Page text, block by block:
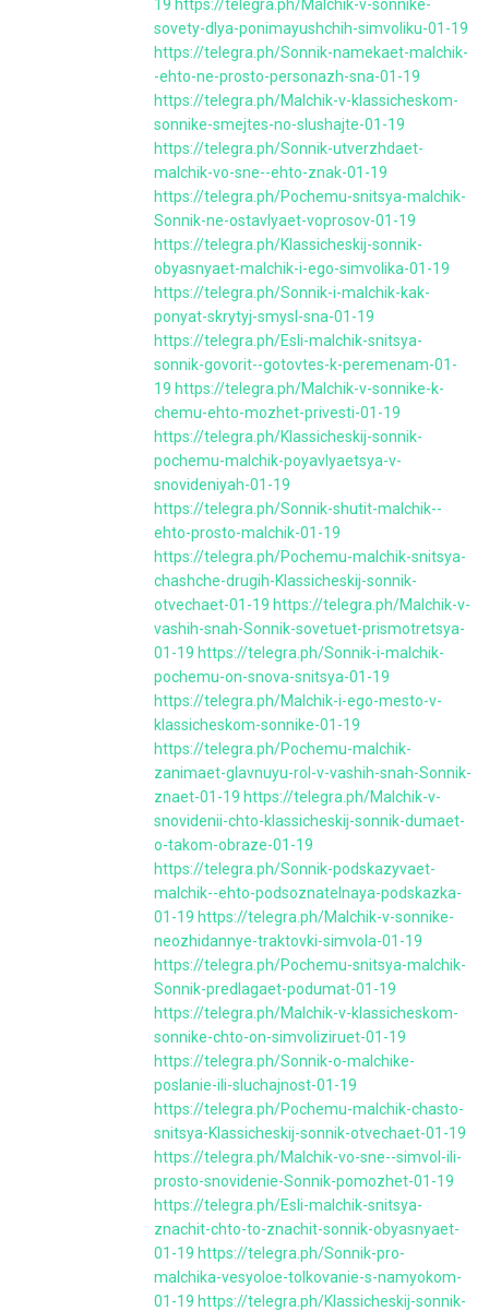
19 https://telegra.ph/Malchik-v-sonnike-
sovety-dlya-ponimayushchih-simvoliku-01-19
https://telegra.ph/Sonnik-namekaet-malchik-
-ehto-ne-prosto-personazh-sna-01-19
https://telegra.ph/Malchik-v-klassicheskom-
sonnike-smejtes-no-slushajte-01-19
https://telegra.ph/Sonnik-utverzhdaet-
malchik-vo-sne--ehto-znak-01-19
https://telegra.ph/Pochemu-snitsya-malchik-
Sonnik-ne-ostavlyaet-voprosov-01-19
https://telegra.ph/Klassicheskij-sonnik-
obyasnyaet-malchik-i-ego-simvolika-01-19
https://telegra.ph/Sonnik-i-malchik-kak-
ponyat-skrytyj-smysl-sna-01-19
https://telegra.ph/Esli-malchik-snitsya-
sonnik-govorit--gotovtes-k-peremenam-01-
19 https://telegra.ph/Malchik-v-sonnike-k-
chemu-ehto-mozhet-privesti-01-19
https://telegra.ph/Klassicheskij-sonnik-
pochemu-malchik-poyavlyaetsya-v-
snovideniyah-01-19
https://telegra.ph/Sonnik-shutit-malchik--
ehto-prosto-malchik-01-19
https://telegra.ph/Pochemu-malchik-snitsya-
chashche-drugih-Klassicheskij-sonnik-
otvechaet-01-19 https://telegra.ph/Malchik-v-
vashih-snah-Sonnik-sovetuet-prismotretsya-
01-19 https://telegra.ph/Sonnik-i-malchik-
pochemu-on-snova-snitsya-01-19
https://telegra.ph/Malchik-i-ego-mesto-v-
klassicheskom-sonnike-01-19
https://telegra.ph/Pochemu-malchik-
zanimaet-glavnuyu-rol-v-vashih-snah-Sonnik-
znaet-01-19 https://telegra.ph/Malchik-v-
snovidenii-chto-klassicheskij-sonnik-dumaet-
o-takom-obraze-01-19
https://telegra.ph/Sonnik-podskazyvaet-
malchik--ehto-podsoznatelnaya-podskazka-
01-19 https://telegra.ph/Malchik-v-sonnike-
neozhidannye-traktovki-simvola-01-19
https://telegra.ph/Pochemu-snitsya-malchik-
Sonnik-predlagaet-podumat-01-19
https://telegra.ph/Malchik-v-klassicheskom-
sonnike-chto-on-simvoliziruet-01-19
https://telegra.ph/Sonnik-o-malchike-
poslanie-ili-sluchajnost-01-19
https://telegra.ph/Pochemu-malchik-chasto-
snitsya-Klassicheskij-sonnik-otvechaet-01-19
https://telegra.ph/Malchik-vo-sne--simvol-ili-
prosto-snovidenie-Sonnik-pomozhet-01-19
https://telegra.ph/Esli-malchik-snitsya-
znachit-chto-to-znachit-sonnik-obyasnyaet-
01-19 https://telegra.ph/Sonnik-pro-
malchika-vesyoloe-tolkovanie-s-namyokom-
01-19 https://telegra.ph/Klassicheskij-sonnik-